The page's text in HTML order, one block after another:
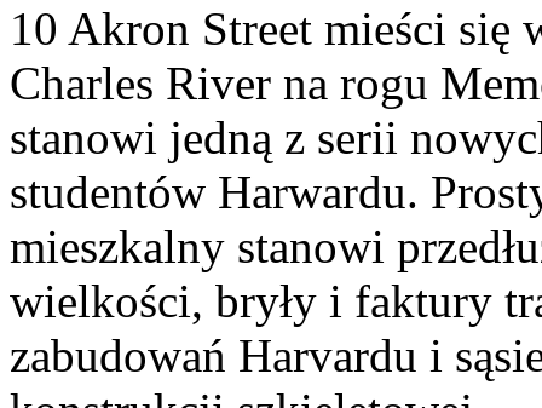
10 Akron Street mieści się
Charles River na rogu
stanowi jedną z serii
studentów Harwardu.
mieszkalny stanowi
wielkości, bryły i faktury
zabudowań Harvardu i